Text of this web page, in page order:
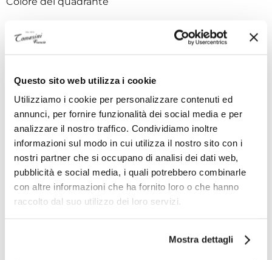
Questo sito web utilizza i cookie
Utilizziamo i cookie per personalizzare contenuti ed
annunci, per fornire funzionalità dei social media e per
analizzare il nostro traffico. Condividiamo inoltre
informazioni sul modo in cui utilizza il nostro sito con i
nostri partner che si occupano di analisi dei dati web,
pubblicità e social media, i quali potrebbero combinarle
con altre informazioni che ha fornito loro o che hanno
raccolto dal suo utilizzo dei loro servizi.
Mostra dettagli
Vetro zaffiro resistente ai graffi bombato con
trattamento antiriflesso su entrambi i lati
Impermeabilità
15 bar (150 metri / 500 feet)
Peso totale del prodotto (approx.)
98 g